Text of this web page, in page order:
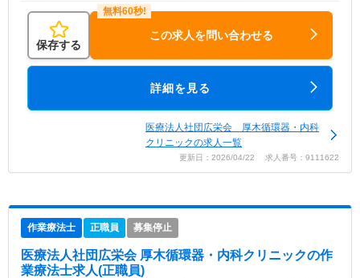
保存する
この求人を問い合わせる
詳細を見る
医療法人社団広栄会 厚木循環器・内科
クリニックの求人一覧
更新日：2026/04/22 求人番号：9111622
作業療法士 正職員 募集停止
医療法人社団広栄会 厚木循環器・内科クリニックの作
業療法士求人(正職員)